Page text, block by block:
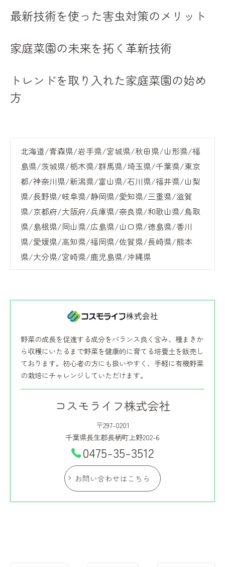
最新技術を使った害虫対策のメリット
家庭菜園の未来を拓く革新技術
トレンドを取り入れた家庭菜園の始め
方
北海道/青森県/岩手県/宮城県/秋田県/山形県/福
島県/茨城県/栃木県/群馬県/埼玉県/千葉県/東京
都/神奈川県/新潟県/富山県/石川県/福井県/山梨
県/長野県/岐阜県/静岡県/愛知県/三重県/滋賀
県/京都府/大阪府/兵庫県/奈良県/和歌山県/鳥取
県/島根県/岡山県/広島県/山口県/徳島県/香川
県/愛媛県/高知県/福岡県/佐賀県/長崎県/熊本
県/大分県/宮崎県/鹿児島県/沖縄県
野菜の成長を促進する成分をバランス良く含み、種まきか
ら収穫にいたるまで野菜を健康的に育てる培養土を販売し
ております。初心者の方にも扱いやすく、手軽に有機野菜
の栽培にチャレンジしていただけます。
コスモライフ株式会社
〒297-0201
千葉県長生郡長柄町上野202-6
0475-35-3512
お問い合わせはこちら